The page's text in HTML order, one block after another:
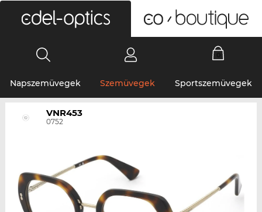
Napszemüvegek Szemüvegek Sportszemüvegek
VNR453
0752